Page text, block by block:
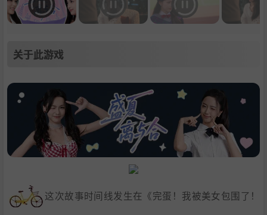
关于此游戏
这次故事时间线发生在《完蛋！我被美女包围了！